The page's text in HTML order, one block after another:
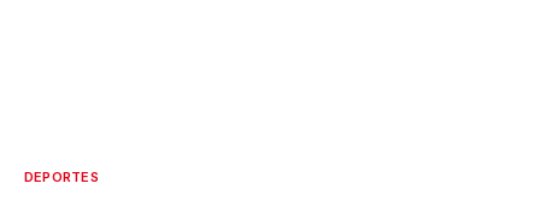
DEPORTES